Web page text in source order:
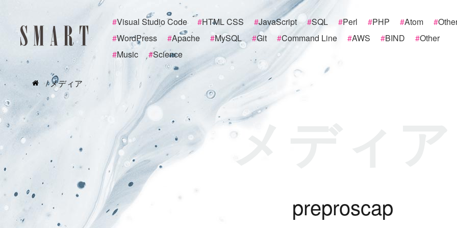
#Visual Studio Code #HTML CSS #JavaScript #SQL #Perl #PHP #Atom #
#WordPress #Apache #MySQL #Git #Command Line #AWS #BIND #Other
#Music #Science
/ メディア
メディア
preproscap